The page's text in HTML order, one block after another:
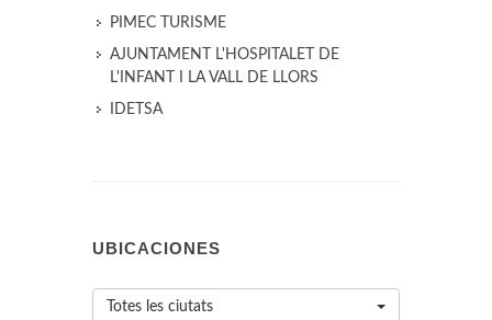
PIMEC TURISME
AJUNTAMENT L'HOSPITALET DE
L'INFANT I LA VALL DE LLORS
IDETSA
UBICACIONES
Totes les ciutats